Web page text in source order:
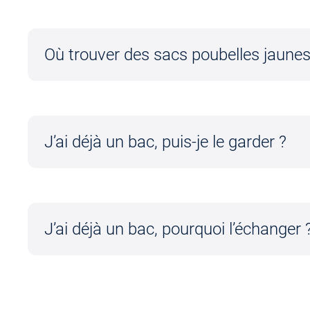
Où trouver des sacs poubelles
J’ai déjà un bac, puis-je le garder ?
J’ai déjà un bac, pourquoi l’échanger